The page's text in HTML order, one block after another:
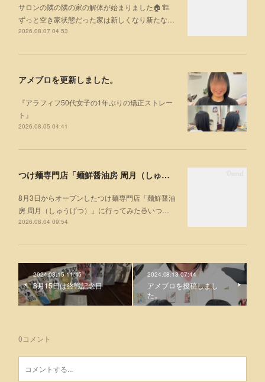
サロンの隣の隣の家の解体が始まりました🏠🏗
ずっと空き家状態だった家は新しくなり新たな…
2026.08.07 04:53
アメブロを更新しました。
『アラフィフ50代女子の1年ぶりの矯正ストレー
ト』
2026.08.05 04:41
つけ麺専門店「麺鮮醤油房 周月（しゅうげつ）」⁡ に行ってみた🍜
8月3日からオープンしたつけ麺専門店「麺鮮醤油
房 周月（しゅうげつ）」⁡に行ってみた🍜いつ…
2026.08.04 09:54
2024.08.15 11:45
8月15日は終戦記念日
2024.08.13 07:44
アメブロを投稿しまし
た。
0コメント